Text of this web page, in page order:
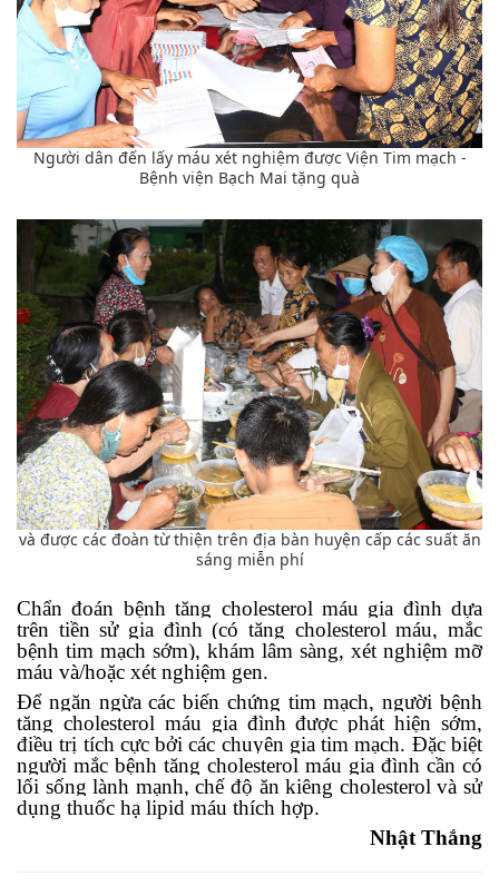
Người dân đến lấy máu xét nghiệm được Viện Tim mạch -
Bệnh viện Bạch Mai tặng quà
và được các đoàn từ thiện trên địa bàn huyện cấp các suất ăn
sáng miễn phí
Chẩn đoán bệnh tăng cholesterol máu gia đình dựa
trên tiền sử gia đình (có tăng cholesterol máu, mắc
bệnh tim mạch sớm), khám lâm sàng, xét nghiệm mỡ
máu và/hoặc xét nghiệm gen.
Để ngăn ngừa các biến chứng tim mạch, người bệnh
tăng cholesterol máu gia đình được phát hiện sớm,
điều trị tích cực bởi các chuyên gia tim mạch. Đặc biệt
người mắc bệnh tăng cholesterol máu gia đình cần có
lối sống lành mạnh, chế độ ăn kiêng cholesterol và sử
dụng thuốc hạ lipid máu thích hợp.
Nhật Thắng